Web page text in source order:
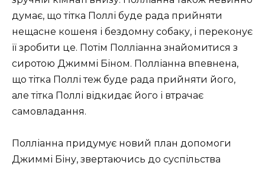
думає, що тітка Поллі буде рада прийняти
нещасне кошеня і бездомну собаку, і переконує
її зробити це. Потім Полліанна знайомитися з
сиротою Джиммі Біном. Полліанна впевнена,
що тітка Поллі теж буде рада прийняти його,
але тітка Поллі відкидає його і втрачає
самовладання.
Полліанна придумує новий план допомоги
Джиммі Біну, звертаючись до суспільства